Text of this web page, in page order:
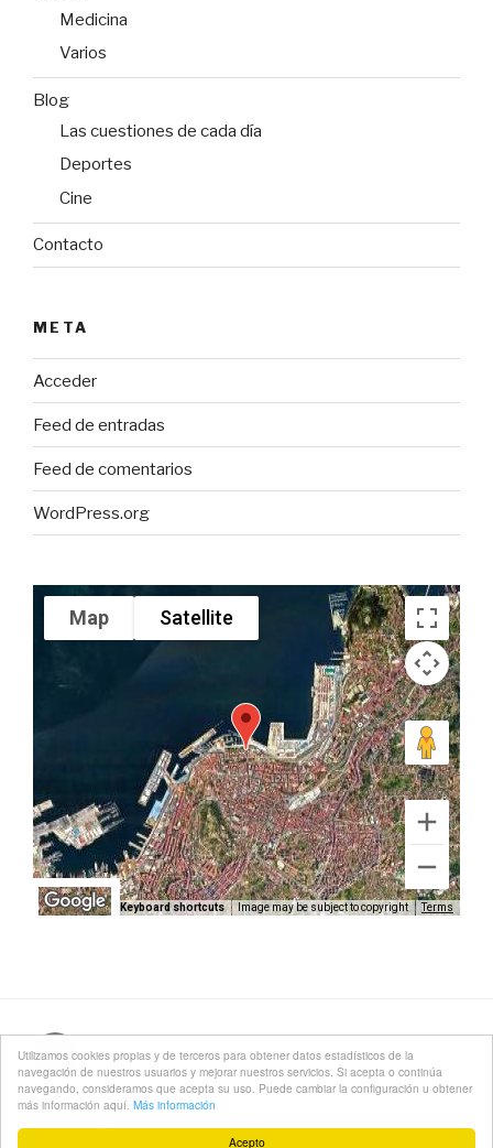
Acepto
Utilizamos cookies propias y de terceros para obtener datos estadísticos de la
navegación de nuestros usuarios y mejorar nuestros servicios. Si acepta o continúa
navegando, consideramos que acepta su uso. Puede cambiar la configuración u obtener
más información aquí. Más información
Medicina
Varios
Blog
Las cuestiones de cada día
Deportes
Cine
Contacto
META
Acceder
Feed de entradas
Feed de comentarios
WordPress.org
Map Satellite
Keyboard shortcuts Image may be subject to copyright Terms
electrónico
Funciona gracias a WordPress